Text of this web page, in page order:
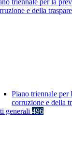
triennale per la
e della
Piano triennale per
corruzione e della
generali 496